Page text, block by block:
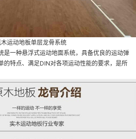
运动地板单层龙骨系统
是一种悬浮式运动地面系统，具备优良的运动弹
的特点、满足DIN对各项运动性能的要求，是所